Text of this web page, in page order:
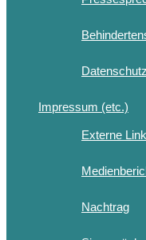
Impressum (etc.)
Externe
Nachtrag